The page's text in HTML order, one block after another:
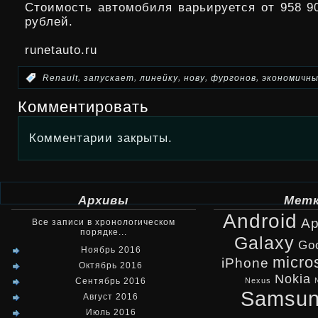
Стоимость автомобиля варьируется от 958
рублей.
runetauto.ru
Renault, запускает, линейку, нову, фургонов,
Комментировать
Комментарии закрыты.
Архивы
Все записи в хронологическом
порядке...
Ноябрь 2016
Октябрь 2016
Сентябрь 2016
Август 2016
Июль 2016
Android
Galaxy
iPhone
Nexus Nokia